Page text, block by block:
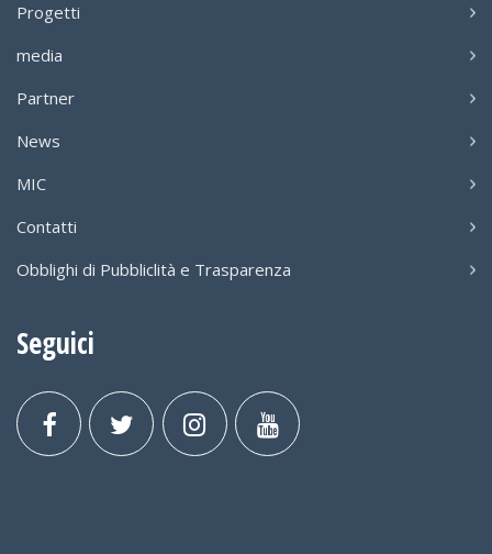
Progetti
media
Partner
News
MIC
Contatti
Obblighi di Pubbliclità e Trasparenza
Seguici